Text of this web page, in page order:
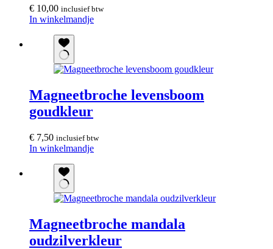
€ 10,00 inclusief btw
In winkelmandje
Magneetbroche levensboom
goudkleur
€ 7,50 inclusief btw
In winkelmandje
Magneetbroche mandala
oudzilverkleur